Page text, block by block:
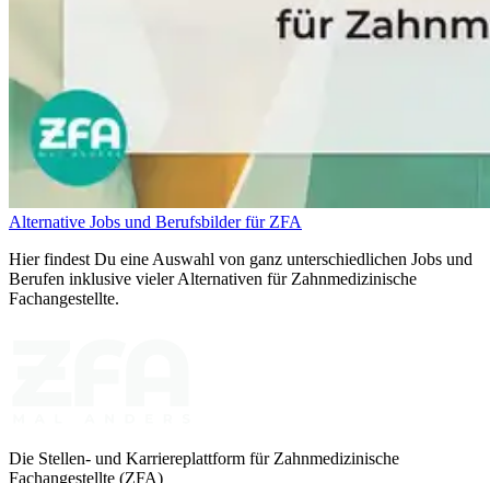
Alternative Jobs und Berufsbilder für ZFA
Hier findest Du eine Auswahl von ganz unterschiedlichen Jobs und
Berufen inklusive vieler Alternativen für Zahnmedizinische
Fachangestellte.
Die Stellen- und Karriereplattform für Zahnmedizinische
Fachangestellte (ZFA)